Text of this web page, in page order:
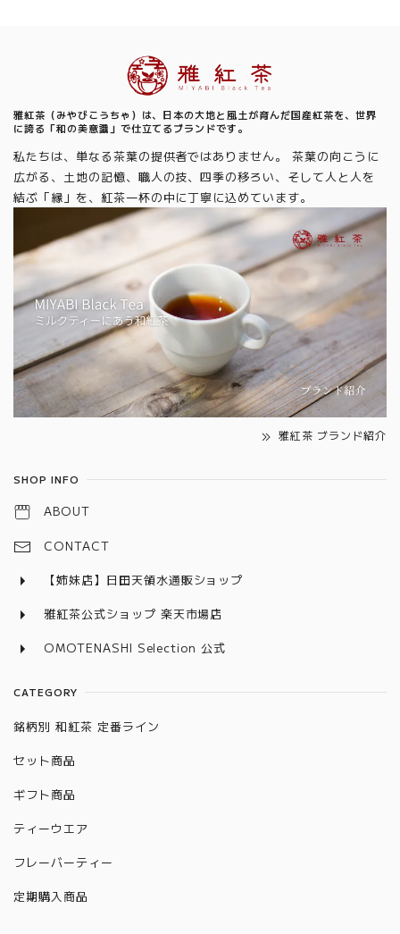
雅紅茶（みやびこうちゃ）は、日本の大地と風土が育んだ国産紅茶を、世界
に誇る「和の美意識」で仕立てるブランドです。
私たちは、単なる茶葉の提供者ではありません。 茶葉の向こうに
広がる、土地の記憶、職人の技、四季の移ろい、そして人と人を
結ぶ「縁」を、紅茶一杯の中に丁寧に込めています。
雅紅茶 ブランド紹介
SHOP INFO
ABOUT
CONTACT
【姉妹店】日田天領水通販ショップ
雅紅茶公式ショップ 楽天市場店
OMOTENASHI Selection 公式
CATEGORY
銘柄別 和紅茶 定番ライン
セット商品
ギフト商品
ティーウエア
フレーバーティー
定期購入商品